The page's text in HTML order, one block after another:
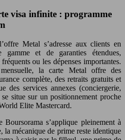
visa infinite : programme
Metal s’adresse aux clients en
et de garanties étendues,
ou les dépenses importantes.
la carte Metal offre des
complète, des retraits gratuits et
des services annexes (conciergerie,
situe sur un positionnement proche
Elite Mastercard.
Boursorama s’applique pleinement à
la mécanique de prime reste identique